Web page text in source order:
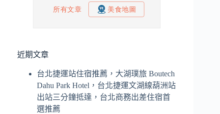
近期文章
台北捷運站住宿推薦，大湖璞旅 Boutech
Dahu Park Hotel，台北捷運文湖線葫洲站
出站三分鐘抵達，台北商務出差住宿首
選推薦